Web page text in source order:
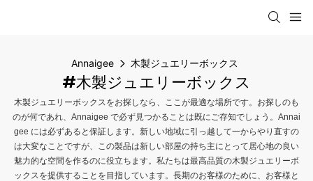
Annaigee 木製ジュエリーボックス
#木製ジュエリーボックス
木製ジュエリーボックスをお探しなら、ここが最適な場所です。お探しのも
のが何であれ、Annaigee で必ず見つかることは既にご存知でしょう。Annai
gee には必ずあると保証します。新しい地域に引っ越して一からやり直すの
は大変なことですが、この製品は新しい部屋の持ち主にとって居心地の良い
魅力的な空間を作るのに役立ちます。私たちは最高品質の木製ジュエリーボ
ックスを提供することを目指しています。長期のお客様のために、お客様と